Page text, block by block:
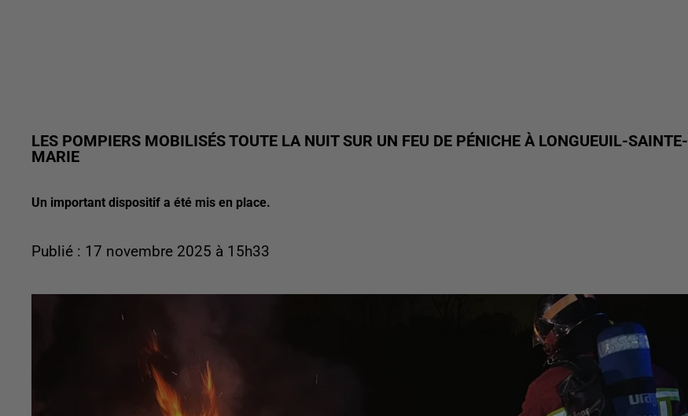
LES POMPIERS MOBILISÉS TOUTE LA NUIT SUR UN FEU DE PÉNICHE À LONGUEUIL-SAINTE-
MARIE
Un important dispositif a été mis en place.
Publié : 17 novembre 2025 à 15h33